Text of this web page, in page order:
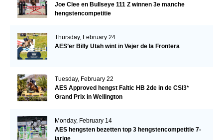
Joe Clee en Bullseye 111 Z winnen 3e manche
hengstencompetitie
Thursday, February 24
AES’er Billy Utah wint in Vejer de la Frontera
Tuesday, February 22
AES Approved hengst Faltic HB 2de in de CSI3*
Grand Prix in Wellington
Monday, February 14
AES hengsten bezetten top 3 hengstencompetitie 7-